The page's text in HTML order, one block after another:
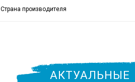
Страна производителя
АКТУАЛЬНЫЕ